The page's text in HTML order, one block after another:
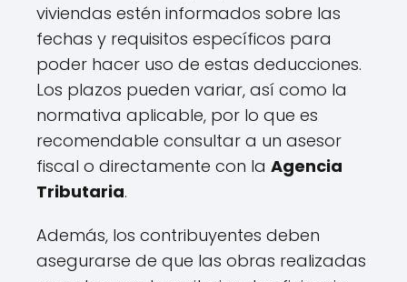
viviendas estén informados sobre las
fechas y requisitos específicos para
poder hacer uso de estas deducciones.
Los plazos pueden variar, así como la
normativa aplicable, por lo que es
recomendable consultar a un asesor
fiscal o directamente con la Agencia
Tributaria.
Además, los contribuyentes deben
asegurarse de que las obras realizadas